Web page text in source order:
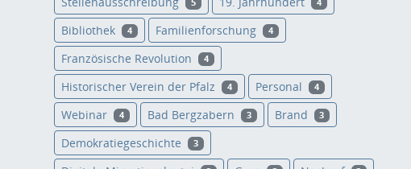
5 4
Bibliothek 4 Familienforschung 4
Französische Revolution 4
Historischer Verein der Pfalz 4 Personal 4
Webinar 4 Bad Bergzabern 3 Brand 3
Demokratiegeschichte 3